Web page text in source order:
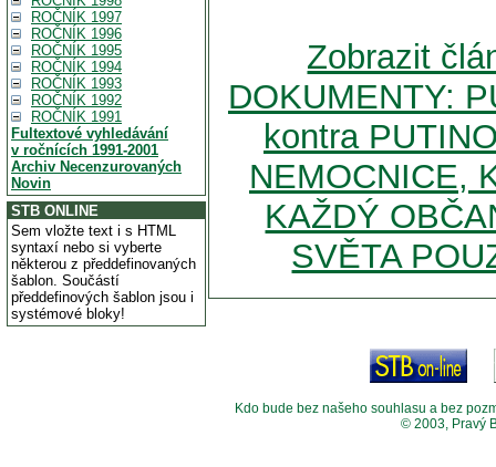
ROČNÍK 1997
ROČNÍK 1996
ROČNÍK 1995
ROČNÍK 1994
ROČNÍK 1993
ROČNÍK 1992
ROČNÍK 1991
Fultextové vyhledávání
v ročnících 1991-2001
Archiv Necenzurovaných
Novin
STB ONLINE
Sem vložte text i s HTML
syntaxí nebo si vyberte
některou z předdefinovaných
šablon. Součástí
předdefinových šablon jsou i
systémové bloky!
Zobrazit
DOKUMENTY:
kontra
NEMOCNICE,
KAŽDÝ
SVĚTA
Kdo bude bez našeho souhlasu a bez
© 2003, Pravý